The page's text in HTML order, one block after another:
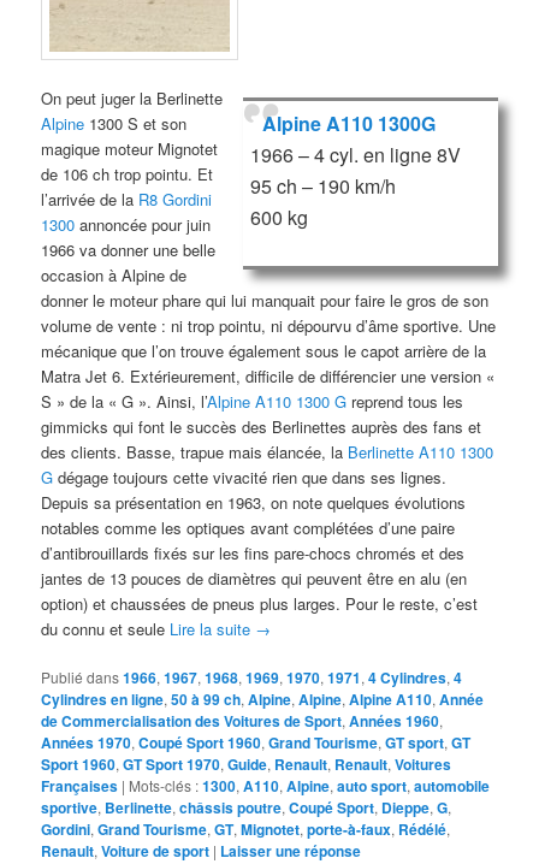
Alpine A110 1300G
1966 – 4 cyl. en ligne 8V
95 ch – 190 km/h
600 kg
On peut juger la Berlinette
Alpine 1300 S et son
magique moteur Mignotet
de 106 ch trop pointu. Et
l’arrivée de la R8 Gordini
1300 annoncée pour juin
1966 va donner une belle
occasion à Alpine de
donner le moteur phare qui lui manquait pour faire le gros de son
volume de vente : ni trop pointu, ni dépourvu d’âme sportive. Une
mécanique que l’on trouve également sous le capot arrière de la
Matra Jet 6. Extérieurement, difficile de différencier une version «
S » de la « G ». Ainsi, l’Alpine A110 1300 G reprend tous les
gimmicks qui font le succès des Berlinettes auprès des fans et
des clients. Basse, trapue mais élancée, la Berlinette A110 1300
G dégage toujours cette vivacité rien que dans ses lignes.
Depuis sa présentation en 1963, on note quelques évolutions
notables comme les optiques avant complétées d’une paire
d’antibrouillards fixés sur les fins pare-chocs chromés et des
jantes de 13 pouces de diamètres qui peuvent être en alu (en
option) et chaussées de pneus plus larges. Pour le reste, c’est
du connu et seule Lire la suite →
Publié dans1966,1967,1968,1969,1970,1971,4 Cylindres,4
Cylindres en ligne,50 à 99 ch,Alpine,Alpine,Alpine A110,Année
de Commercialisation des Voitures de Sport,Années 1960,
Années 1970,Coupé Sport 1960,Grand Tourisme,GT sport,GT
Sport 1960,GT Sport 1970,Guide, Renault, Renault,Voitures
Françaises | Mots-clés :1300,A110,Alpine,auto sport,automobile
sportive, Berlinette,châssis poutre,Coupé Sport, Dieppe,G,
Gordini,Grand Tourisme,GT,Mignotet,porte-à-faux, Rédélé,
Renault,Voiture de sport | Laisser une réponse